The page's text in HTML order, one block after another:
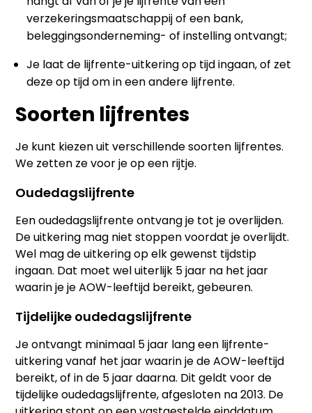
verzekeringsmaatschappij of een bank,
beleggingsonderneming- of instelling ontvangt;
Je laat de lijfrente-uitkering op tijd ingaan, of zet
deze op tijd om in een andere lijfrente.
Soorten lijfrentes
Je kunt kiezen uit verschillende soorten lijfrentes.
We zetten ze voor je op een rijtje.
Oudedagslijfrente
Een oudedagslijfrente ontvang je tot je overlijden.
De uitkering mag niet stoppen voordat je overlijdt.
Wel mag de uitkering op elk gewenst tijdstip
ingaan. Dat moet wel uiterlijk 5 jaar na het jaar
waarin je je AOW-leeftijd bereikt, gebeuren.
Tijdelijke oudedagslijfrente
Je ontvangt minimaal 5 jaar lang een lijfrente-
uitkering vanaf het jaar waarin je de AOW-leeftijd
bereikt, of in de 5 jaar daarna. Dit geldt voor de
tijdelijke oudedagslijfrente, afgesloten na 2013. De